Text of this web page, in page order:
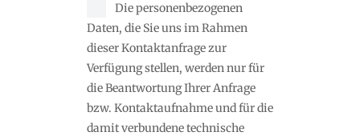
Die personenbezogenen
Daten, die Sie uns im Rahmen
dieser Kontaktanfrage zur
Verfügung stellen, werden nur für
die Beantwortung Ihrer Anfrage
bzw. Kontaktaufnahme und für die
damit verbundene technische